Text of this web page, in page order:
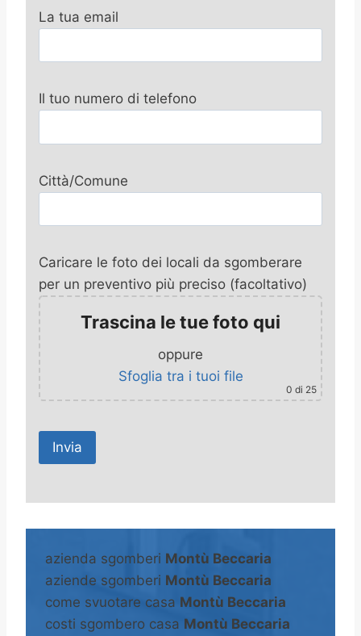
La tua email
Il tuo numero di telefono
Città/Comune
Caricare le foto dei locali da sgomberare
per un preventivo più preciso (facoltativo)
Trascina le tue foto qui
oppure
Sfoglia tra i tuoi file
0 di 25
A
e
n
a
azienda sgomberi Montù Beccaria
aziende sgomberi Montù Beccaria
come svuotare casa Montù Beccaria
costi sgombero casa Montù Beccaria